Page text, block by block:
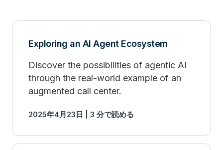
Exploring an AI Agent Ecosystem
Discover the possibilities of agentic AI
through the real-world example of an
augmented call center.
2025年4月23日 | 3 分で読める